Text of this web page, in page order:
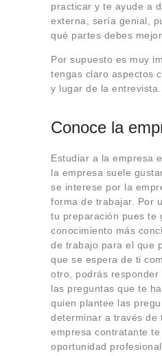
practicar y te ayude a
externa, sería genial,
qué partes debes
Por supuesto es muy
tengas claro aspectos
y lugar de la entrevista.
Conoce la
Estudiar a la empresa
la empresa suele
se interese por la
forma de trabajar. Por
tu preparación pues te
conocimiento más
de trabajo para el que
que se espera de ti
otro, podrás responder
las preguntas que te
quien plantee las
determinar a través de
empresa contratante
oportunidad